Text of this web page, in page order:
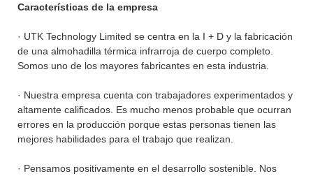
Características de la empresa
· UTK Technology Limited se centra en la I + D y la fabricación
de una almohadilla térmica infrarroja de cuerpo completo.
Somos uno de los mayores fabricantes en esta industria.
· Nuestra empresa cuenta con trabajadores experimentados y
altamente calificados. Es mucho menos probable que ocurran
errores en la producción porque estas personas tienen las
mejores habilidades para el trabajo que realizan.
· Pensamos positivamente en el desarrollo sostenible. Nos